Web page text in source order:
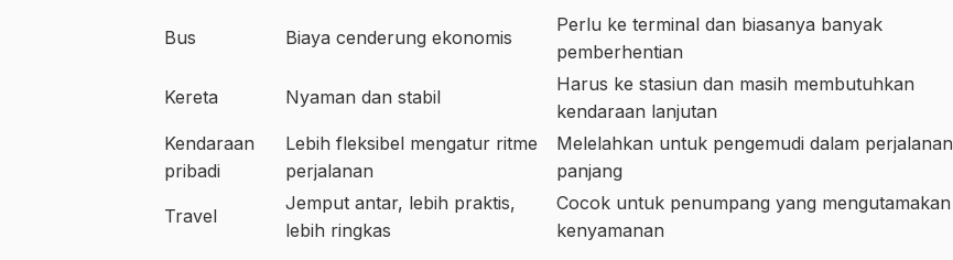
Bus Biaya cenderung ekonomis
Perlu ke terminal dan biasanya banyak
pemberhentian
Kereta Nyaman dan stabil
Harus ke stasiun dan masih membutuhkan
kendaraan lanjutan
Kendaraan
pribadi
Lebih fleksibel mengatur ritme
perjalanan
Melelahkan untuk pengemudi dalam perjalanan
panjang
Travel
Jemput antar, lebih praktis,
lebih ringkas
Cocok untuk penumpang yang mengutamakan
kenyamanan